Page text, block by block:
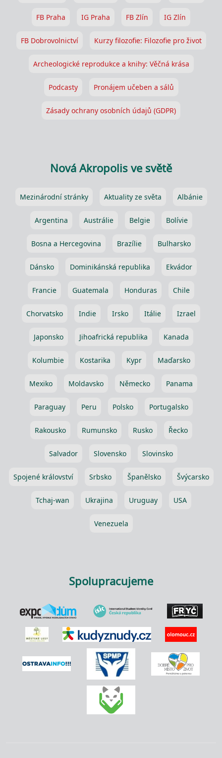
FB Praha IG Praha FB Zlín IG Zlín
FB Dobrovolnictví Kurzy filozofie: Filozofie pro život
Archeologické reprodukce a knihy: Věčná krása
Podcasty Pronájem učeben a sálů
Zásady ochrany osobních údajů (GDPR)
Nová Akropolis ve světě
Mezinárodní stránky Aktuality ze světa Albánie
Argentina Austrálie Belgie Bolívie
Bosna a Hercegovina Brazílie Bulharsko
Dánsko Dominikánská republika Ekvádor
Francie Guatemala Honduras Chile
Chorvatsko Indie Irsko Itálie Izrael
Japonsko Jihoafrická republika Kanada
Kolumbie Kostarika Kypr Maďarsko
Mexiko Moldavsko Německo Panama
Paraguay Peru Polsko Portugalsko
Rakousko Rumunsko Rusko Řecko
Salvador Slovensko Slovinsko
Spojené království Srbsko Španělsko Švýcarsko
Tchaj-wan Ukrajina Uruguay USA
Venezuela
Spolupracujeme